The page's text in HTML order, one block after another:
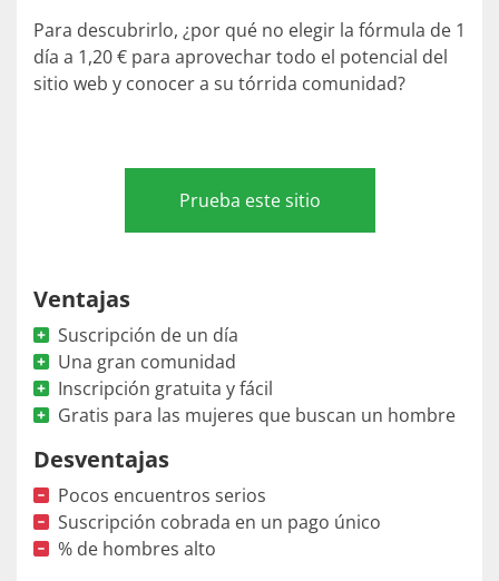
Para descubrirlo, ¿por qué no elegir la fórmula de 1
día a 1,20 € para aprovechar todo el potencial del
sitio web y conocer a su tórrida comunidad?
Ventajas
Suscripción de un día
Una gran comunidad
Inscripción gratuita y fácil
Gratis para las mujeres que buscan un hombre
Desventajas
Pocos encuentros serios
Suscripción cobrada en un pago único
% de hombres alto
Prueba este sitio